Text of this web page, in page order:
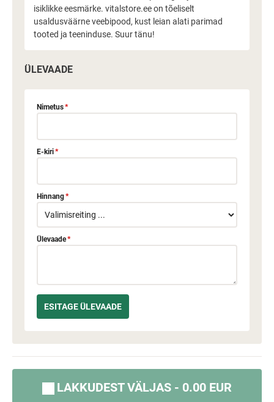
isiklikke eesmärke. vitalstore.ee on tõeliselt
usaldusväärne veebipood, kust leian alati parimad
tooted ja teeninduse. Suur tänu!
ÜLEVAADE
Nimetus*
E-kiri*
Hinnang*
Ülevaade*
LAKKUDEST VÄLJAS - 0.00 EUR